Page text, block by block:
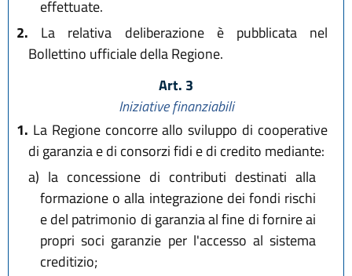
effettuate.
2. La relativa deliberazione è pubblicata nel
Bollettino ufficiale della Regione.
Art. 3
Iniziative finanziabili
1. La Regione concorre allo sviluppo di cooperative
di garanzia e di consorzi fidi e di credito mediante:
a) la concessione di contributi destinati alla
formazione o alla integrazione dei fondi rischi
e del patrimonio di garanzia al fine di fornire ai
propri soci garanzie per l'accesso al sistema
creditizio;